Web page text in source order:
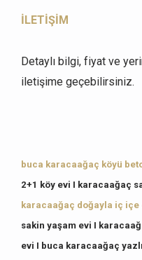
İLETİŞİM
Detaylı bilgi, fiyat ve
iletişime geçebilirsiniz.
buca karacaağaç köyü
2+1 köy evi I karacaağaç
karacaağaç doğayla iç içe
sakin yaşam evi I
evi I buca karacaağaç